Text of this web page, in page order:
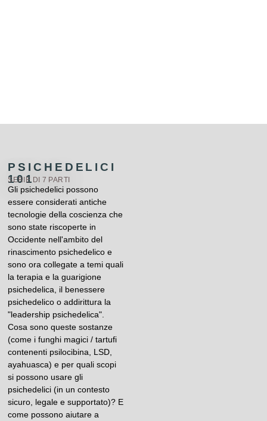
PSICHEDELICI
101
SERIE DI 7 PARTI
Gli psichedelici possono
essere considerati antiche
tecnologie della coscienza che
sono state riscoperte in
Occidente nell'ambito del
rinascimento psichedelico e
sono ora collegate a temi quali
la terapia e la guarigione
psichedelica, il benessere
psichedelico o addirittura la
"leadership psichedelica".
Cosa sono queste sostanze
(come i funghi magici / tartufi
contenenti psilocibina, LSD,
ayahuasca) e per quali scopi
si possono usare gli
psichedelici (in un contesto
sicuro, legale e supportato)? E
come possono aiutare a